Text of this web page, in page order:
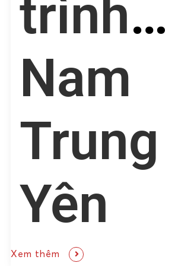
trình
Nam
Trung
Yên
Xem thêm